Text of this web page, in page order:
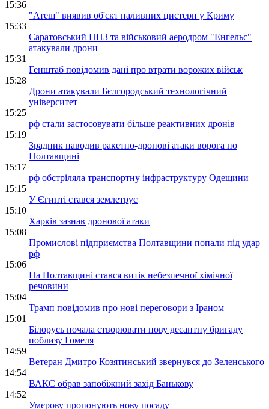
15:36
"Атеш" виявив об'єкт паливних цистерн у Криму
15:33
Саратовський НПЗ та військовий аеродром "Енгельс"
атакували дрони
15:31
Генштаб повідомив дані про втрати ворожих військ
15:28
Дрони атакували Бєлгородський технологічний
університет
15:25
рф стали застосовувати більше реактивних дронів
15:19
Зрадник наводив ракетно-дронові атаки ворога по
Полтавщині
15:17
рф обстріляла транспортну інфраструктуру Одещини
15:15
У Єгипті стався землетрус
15:10
Харків зазнав дронової атаки
15:08
Промислові підприємства Полтавщини попали під удар
рф
15:06
На Полтавщині стався витік небезпечної хімічної
речовини
15:04
Трамп повідомив про нові переговори з Іраном
15:01
Білорусь почала створювати нову десантну бригаду
поблизу Гомеля
14:59
Ветеран Дмитро Козятинський звернувся до Зеленського
14:54
ВАКС обрав запобіжний захід Банькову
14:52
Умєрову пропонують нову посаду